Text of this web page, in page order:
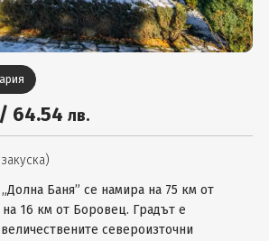
/ 64.54 лв.
Баня” се намира на 75 км от
16 км от Боровец. Градът е
североизточни